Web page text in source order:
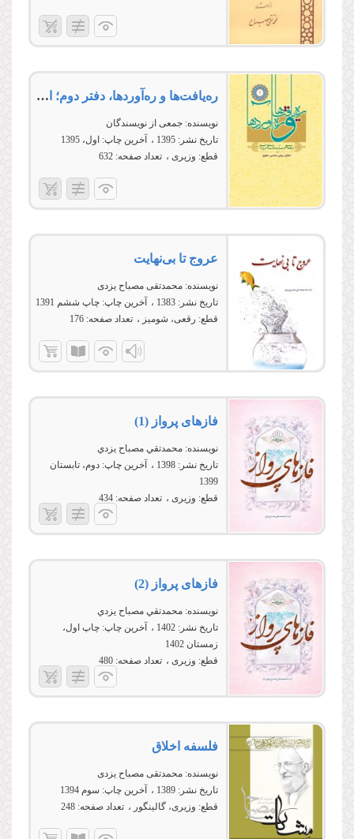
ره‌یافت‌ها و ره‌آوردها، دفتر دوم؛ اخلاق، زیبایی‌شناسی، حقوق
نویسنده: جمعی از نویسندگان
تاریخ نشر: 1395 آخرین چاپ: اول، 1395
قطع: وزیری تعداد صفحه: 632
عروج تا بى‌نهایت
نویسنده: محمدتقی مصباح یزدی
تاریخ نشر: 1383 آخرین چاپ: چاپ ششم 1391
قطع: رقعی، شومیز تعداد صفحه: 176
فازهای پرواز (1)
نویسنده: محمدتقي مصباح يزدي
تاریخ نشر: 1398 آخرین چاپ: دوم، تابستان
1399
قطع: وزیری تعداد صفحه: 434
فازهای پرواز (2)
نویسنده: محمدتقي مصباح يزدي
تاریخ نشر: 1402 آخرین چاپ: چاپ اول،
زمستان 1402
قطع: وزیری تعداد صفحه: 480
فلسفه اخلاق
نویسنده: محمدتقی مصباح یزدی
تاریخ نشر: 1389 آخرین چاپ: سوم 1394
قطع: وزیری، گالینگور تعداد صفحه: 248